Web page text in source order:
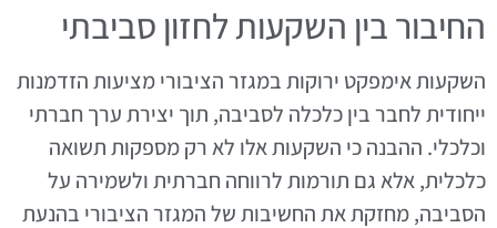
החיבור בין השקעות לחזון סביבתי
השקעות אימפקט ירוקות במגזר הציבורי מציעות הזדמנות
ייחודית לחבר בין כלכלה לסביבה, תוך יצירת ערך חברתי
וכלכלי. ההבנה כי השקעות אלו לא רק מספקות תשואה
כלכלית, אלא גם תורמות לרווחה חברתית ולשמירה על
הסביבה, מחזקת את החשיבות של המגזר הציבורי בהנעת